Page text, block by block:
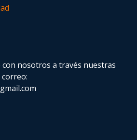
con nosotros a través nuestras
correo: